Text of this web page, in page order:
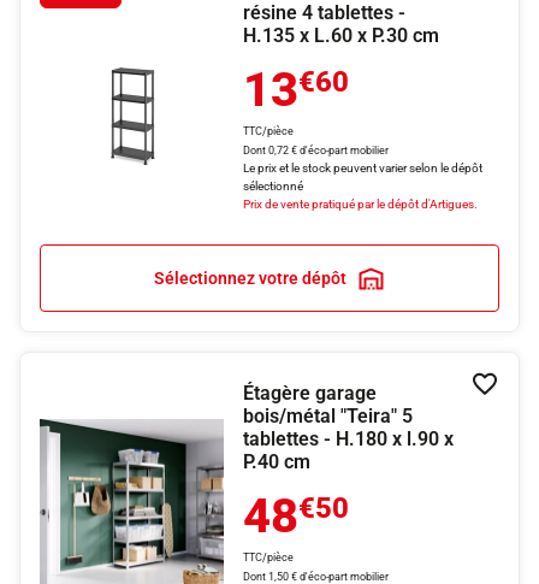
résine 4 tablettes -
H.135 x L.60 x P.30 cm
13€60
TTC/pièce
Dont 0,72 € d'éco-part mobilier
Le prix et le stock peuvent varier selon le dépôt
sélectionné
Prix de vente pratiqué par le dépôt d'Artigues.
Sélectionnez votre dépôt
Étagère garage
bois/métal "Teira" 5
tablettes - H.180 x l.90 x
P.40 cm
48€50
TTC/pièce
Dont 1,50 € d'éco-part mobilier